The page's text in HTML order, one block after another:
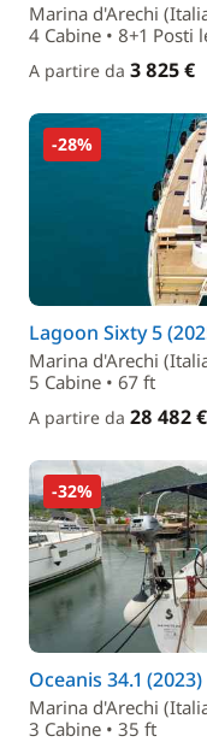
Marina d'Arechi
4 Cabine • 8+1 Posti
A partire da 3 825 €
-28%
Lagoon Sixty 5
Marina d'Arechi
5 Cabine • 67 ft
A partire da 28 482 €
-32%
Oceanis 34.1 (2023)
Marina d'Arechi
3 Cabine • 35 ft